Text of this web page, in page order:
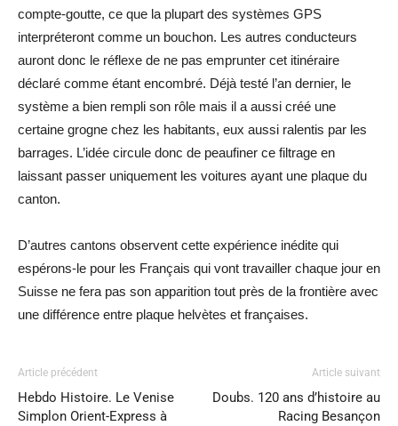
compte-goutte, ce que la plupart des systèmes GPS
interpréteront comme un bouchon. Les autres conducteurs
auront donc le réflexe de ne pas emprunter cet itinéraire
déclaré comme étant encombré. Déjà testé l’an dernier, le
système a bien rempli son rôle mais il a aussi créé une
certaine grogne chez les habitants, eux aussi ralentis par les
barrages. L’idée circule donc de peaufiner ce filtrage en
laissant passer uniquement les voitures ayant une plaque du
canton.
D’autres cantons observent cette expérience inédite qui
espérons-le pour les Français qui vont travailler chaque jour en
Suisse ne fera pas son apparition tout près de la frontière avec
une différence entre plaque helvètes et françaises.
Article précédent
Hebdo Histoire. Le Venise
Simplon Orient-Express à
Article suivant
Doubs. 120 ans d’histoire au
Racing Besançon